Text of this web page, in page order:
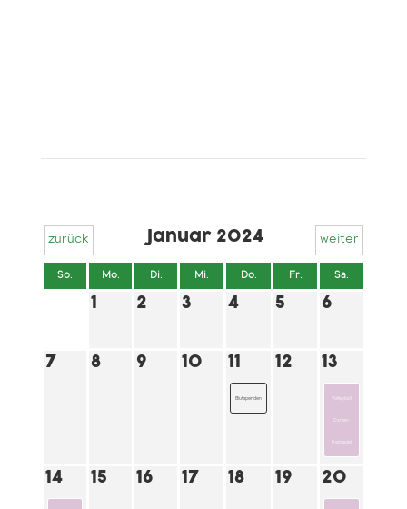
zurück Januar 2024 weiter
So. Mo. Di. Mi. Do. Fr. Sa.
1 2 3 4 5 6
7 8 9 10 11
Blutspenden
12 13
Volleyball
14 15 16 17 18 19 20